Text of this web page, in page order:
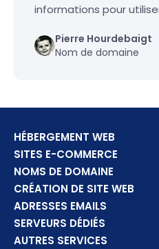
informations pour
Pierre Hourdebaigt
Nom de domaine
HÉBERGEMENT WEB
SITES E-COMMERCE
NOMS DE DOMAINE
CRÉATION DE SITE WEB
ADRESSES EMAILS
SERVEURS DÉDIÉS
AUTRES SERVICES